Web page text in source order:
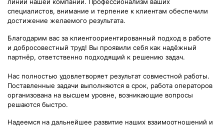
линии нашей компании. Профессионализм ваших
специалистов, внимание и терпение к клиентам обеспечили
достижение желаемого результата.
Благодарим вас за клиентоориентированный подход в работе
и добросовестный труд! Вы проявили себя как надёжный
партнёр, ответственно подходящий к решению задач.
Нас полностью удовлетворяет результат совместной работы.
Поставленные задачи выполняются в срок, работа операторов
организована на высшем уровне, возникающие вопросы
решаются быстро.
Надеемся на дальнейшее развитие наших взаимоотношений и